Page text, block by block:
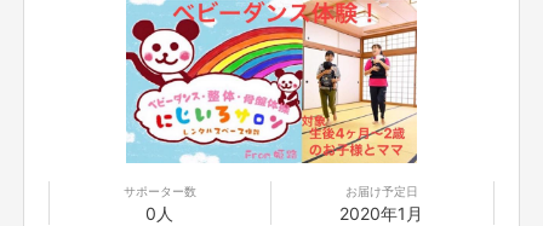
サポーター数
0人
お届け予定日
2020年1月